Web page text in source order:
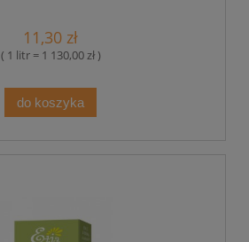
11,30 zł
( 1 litr = 1 130,00 zł )
do koszyka